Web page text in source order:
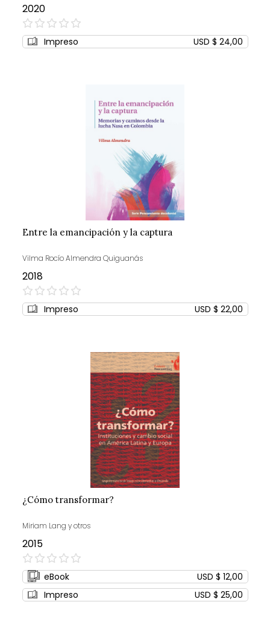
2020
0%
Impreso USD $ 24,00
Entre la emancipación y la captura
Vilma Rocío Almendra Quiguanás
2018
0%
Impreso USD $ 22,00
¿Cómo transformar?
Miriam Lang y otros
2015
0%
eBook
USD $ 12,00
Impreso
USD $ 25,00